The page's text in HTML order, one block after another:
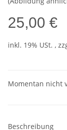
25,00 €
inkl. 19% USt. ,
Momentan nicht
Beschreibung